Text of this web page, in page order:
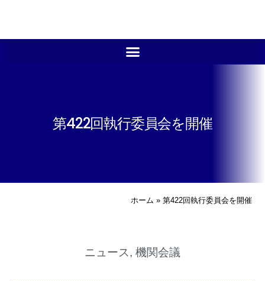
第422回執行委員会を開催
ホーム » 第422回執行委員会を開催
ニュース, 機関会議